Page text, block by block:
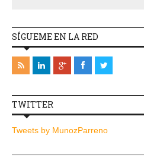
SÍGUEME EN LA RED
TWITTER
Tweets by MunozParreno